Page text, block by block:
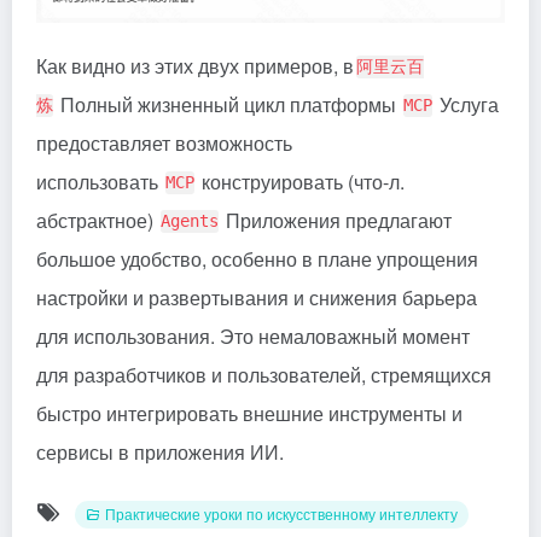
Как видно из этих двух примеров, в 阿里云百
炼 Полный жизненный цикл платформы MCP Услуга
предоставляет возможность
использовать MCP конструировать (что-л.
абстрактное) Agents Приложения предлагают
большое удобство, особенно в плане упрощения
настройки и развертывания и снижения барьера
для использования. Это немаловажный момент
для разработчиков и пользователей, стремящихся
быстро интегрировать внешние инструменты и
сервисы в приложения ИИ.
Практические уроки по искусственному интеллекту